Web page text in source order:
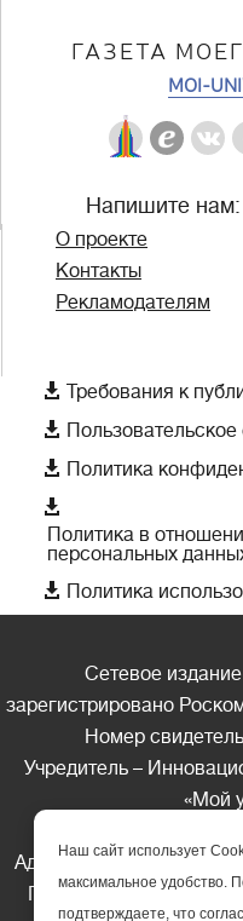
ГАЗЕТА
MOI-
Напишите нам:
О проекте
Контакты
Рекламодателям
 Требования к

 Политика

Политика в
персональных
 Политика
Сетевое издание
зарегистрировано
Номер
Учредитель –
«Мой
Адрес редакции: 185035
Петрозаводск, ул.
Наш сайт использует
максимальное удобство.
подтверждаете, что